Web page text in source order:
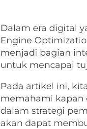
Dalam era digital
Engine
menjadi bagian
untuk mencapai
Pada artikel ini,
memahami kapan
dalam strategi
akan dapat